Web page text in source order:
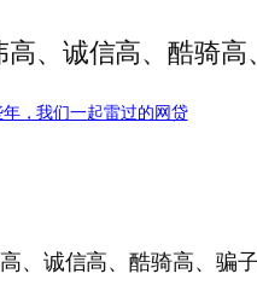
高、诚信高、酷骑高
，我们一起雷过的网贷
、诚信高、酷骑高、骗